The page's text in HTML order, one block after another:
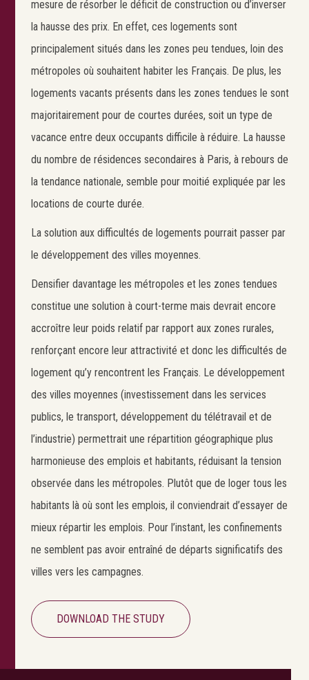
mesure de résorber le déficit de construction ou d’inverser
la hausse des prix. En effet, ces logements sont
principalement situés dans les zones peu tendues, loin des
métropoles où souhaitent habiter les Français. De plus, les
logements vacants présents dans les zones tendues le sont
majoritairement pour de courtes durées, soit un type de
vacance entre deux occupants difficile à réduire. La hausse
du nombre de résidences secondaires à Paris, à rebours de
la tendance nationale, semble pour moitié expliquée par les
locations de courte durée.
La solution aux difficultés de logements pourrait passer par
le développement des villes moyennes.
Densifier davantage les métropoles et les zones tendues
constitue une solution à court-terme mais devrait encore
accroître leur poids relatif par rapport aux zones rurales,
renforçant encore leur attractivité et donc les difficultés de
logement qu’y rencontrent les Français. Le développement
des villes moyennes (investissement dans les services
publics, le transport, développement du télétravail et de
l’industrie) permettrait une répartition géographique plus
harmonieuse des emplois et habitants, réduisant la tension
observée dans les métropoles. Plutôt que de loger tous les
habitants là où sont les emplois, il conviendrait d’essayer de
mieux répartir les emplois. Pour l’instant, les confinements
ne semblent pas avoir entraîné de départs significatifs des
villes vers les campagnes.
DOWNLOAD THE STUDY
Search